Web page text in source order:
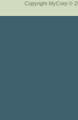
Copyright MyCorp ©